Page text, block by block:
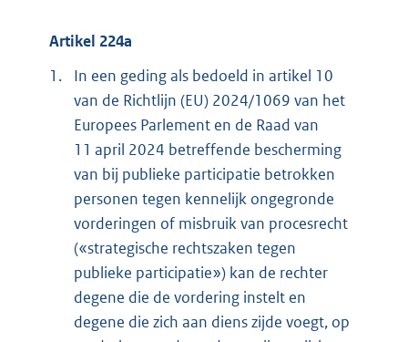
Artikel 224a
1.
In een geding als bedoeld in artikel 10
van de Richtlijn (EU) 2024/1069 van het
Europees Parlement en de Raad van
11 april 2024 betreffende bescherming
van bij publieke participatie betrokken
personen tegen kennelijk ongegronde
vorderingen of misbruik van procesrecht
(«strategische rechtszaken tegen
publieke participatie») kan de rechter
degene die de vordering instelt en
degene die zich aan diens zijde voegt, op